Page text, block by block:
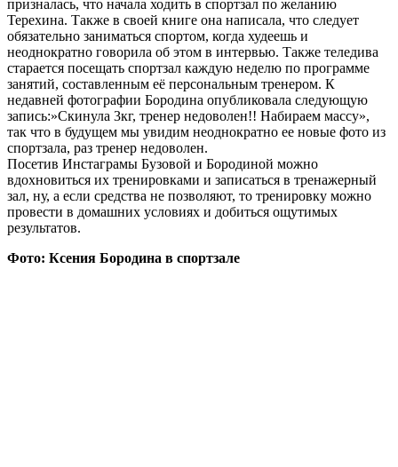
призналась, что начала ходить в спортзал по желанию
Терехина. Также в своей книге она написала, что следует
обязательно заниматься спортом, когда худеешь и
неоднократно говорила об этом в интервью. Также теледива
старается посещать спортзал каждую неделю по программе
занятий, составленным её персональным тренером. К
недавней фотографии Бородина опубликовала следующую
запись:»Скинула 3кг, тренер недоволен!! Набираем массу»,
так что в будущем мы увидим неоднократно ее новые фото из
спортзала, раз тренер недоволен.
Посетив Инстаграмы Бузовой и Бородиной можно
вдохновиться их тренировками и записаться в тренажерный
зал, ну, а если средства не позволяют, то тренировку можно
провести в домашних условиях и добиться ощутимых
результатов.
Фото: Ксения Бородина в спортзале